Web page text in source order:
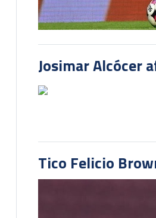
Josimar Alcócer
Tico Felicio